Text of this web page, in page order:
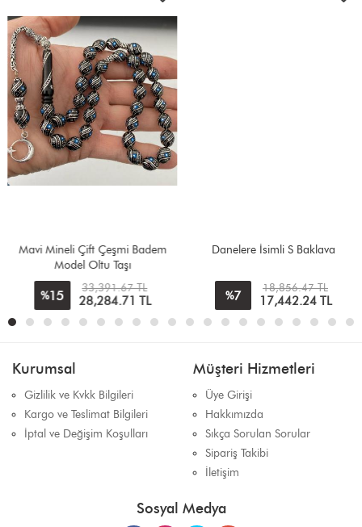
Mavi Mineli Çift Çeşmi Badem
Model Oltu Taşı
%15
33,391.67 TL
28,284.71TL
Danelere İsimli S Baklava
%7
18,856.47 TL
17,442.24TL
Kurumsal
Gizlilik ve Kvkk Bilgileri
Kargo ve Teslimat Bilgileri
İptal ve Değişim Koşulları
Müşteri Hizmetleri
Üye Girişi
Hakkımızda
Sıkça Sorulan Sorular
Sipariş Takibi
İletişim
Sosyal Medya